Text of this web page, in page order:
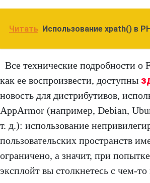
Читать Использование xpath() в
Все технические подробности о
как ее воспроизвести, доступны
новость для дистрибутивов,
AppArmor (например, Debian,
т. д.): использование
пользовательских пространств
ограничено, а значит, при
эксплойт вы столкнетесь с чем-то